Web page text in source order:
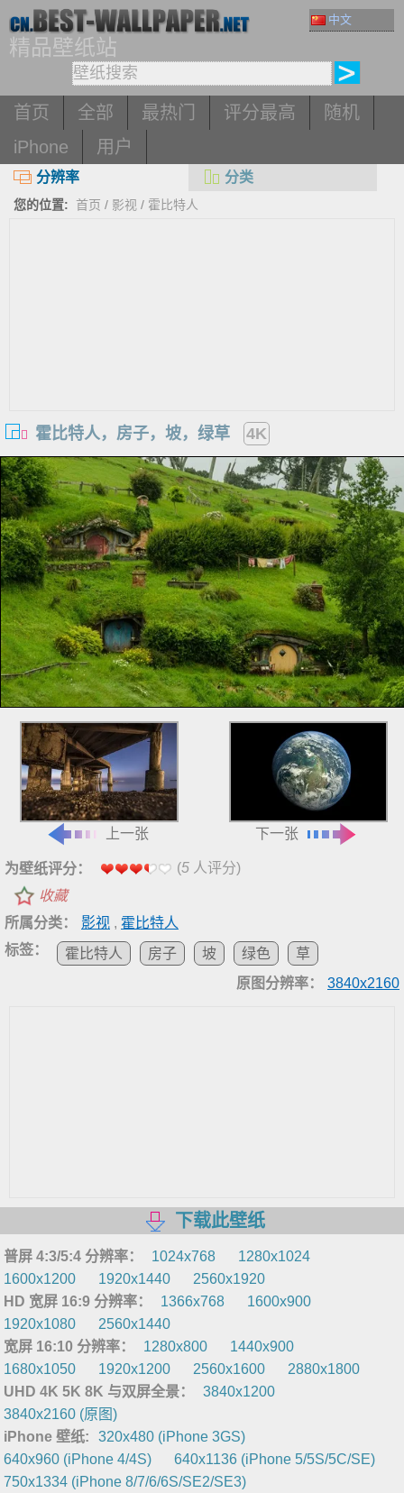
中文
精品壁纸站
首页 全部 最热门 评分最高
随机
iPhone
用户
分辨率 分类
您的位置: 首页 / 影视 / 霍比特人
霍比特人，房子，坡，绿草 4K
上一张 下一张
为壁纸评分： (5 人评分)
收藏
所属分类：
影视 , 霍比特人
标签：
霍比特人 房子 坡 绿色
草
原图分辨率：
3840x2160
下载此壁纸
普屏 4:3/5:4 分辨率： 1024x768
1280x1024
1600x1200
1920x1440
2560x1920
HD 宽屏 16:9 分辨率：
1366x768
1600x900
1920x1080
2560x1440
宽屏 16:10 分辨率：
1280x800
1440x900
1680x1050
1920x1200 2560x1600
2880x1800
UHD 4K 5K 8K 与双屏全景：
3840x1200
3840x2160 (原图)
iPhone 壁纸:
320x480 (iPhone 3GS)
640x960 (iPhone 4/4S)
640x1136 (iPhone 5/5S/5C/SE)
750x1334 (iPhone 8/7/6/6S/SE2/SE3)